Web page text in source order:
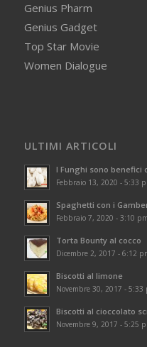
Genius Pharm
Genius Gadget
Top Star Movie
Women Dialogue
ULTIMI ARTICOLI
I Funghi sono benefici
Febbraio 13, 2020 - 5:33
Spaghetti con i
Febbraio 7, 2020 - 3:10 pm
Torta Bounty al cocco
Dicembre 2, 2017 - 6:12
Biscotti al limone
Novembre 30, 2017 - 5:33
Biscotti al cioccolato
Novembre 9, 2017 - 5:25